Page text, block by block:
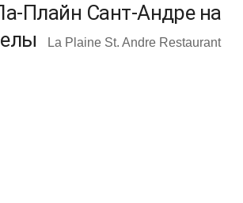
Плайн Сант-Андре на
La Plaine St. Andre Restaurant